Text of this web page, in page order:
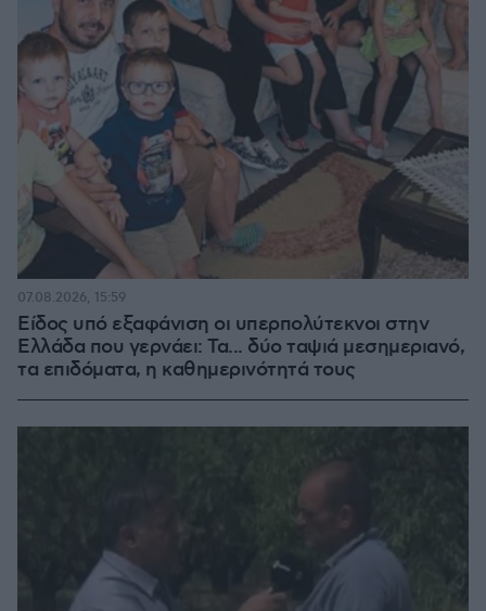
Είδος υπό εξαφάνιση οι υπερπολύτεκνοι στην
Ελλάδα που γερνάει: Τα... δύο ταψιά μεσημεριανό,
τα επιδόματα, η καθημερινότητά τους
07.08.2026, 15:59